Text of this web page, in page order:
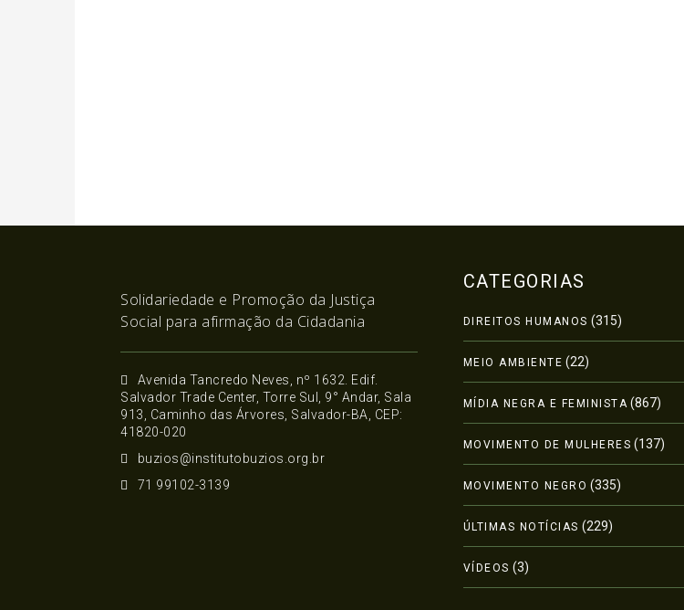
Solidariedade e Promoção da Justiça
Social para afirmação da Cidadania
Avenida Tancredo Neves, nº 1632. Edif.
Salvador Trade Center, Torre Sul, 9° Andar, Sala
913, Caminho das Árvores, Salvador-BA, CEP:
41820-020
buzios@institutobuzios.org.br
71 99102-3139
CATEGORIAS
DIREITOS HUMANOS (315)
MEIO AMBIENTE (22)
MÍDIA NEGRA E FEMINISTA (867)
MOVIMENTO DE MULHERES (137)
MOVIMENTO NEGRO (335)
ÚLTIMAS NOTÍCIAS (229)
VÍDEOS (3)